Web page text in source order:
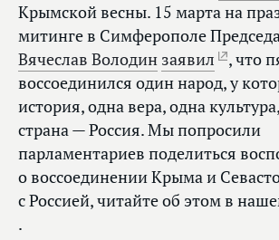
Крымской весны. 15 марта на
митинге в Симферополе
Вячеслав Володин заявил
, что
воссоединился один народ, у
история, одна вера, одна
страна — Россия. Мы попросили
парламентариев поделиться
о воссоединении Крыма и
с Россией, читайте об этом в
.